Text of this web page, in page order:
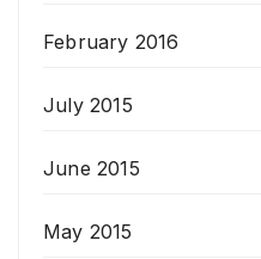
February 2016
July 2015
June 2015
May 2015